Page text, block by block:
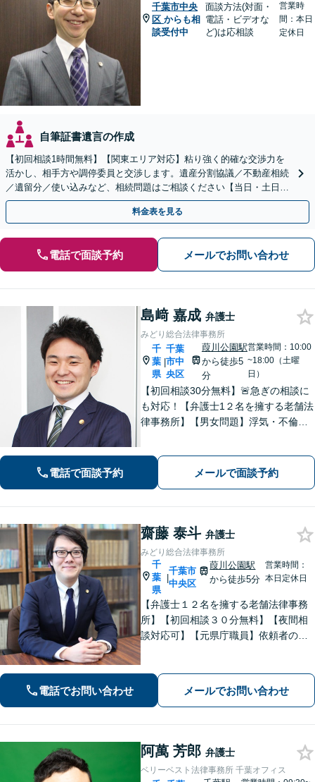
千葉市中央
区 からも相
談受付中
面談方法(対面・
電話・ビデオな
ど)は応相談
営業時
間：本日
定休日
自筆証書遺言の作成
【初回相談1時間無料】【関東エリア対応】粘り強く的確な交渉力を
活かし、相手方や調停委員と交渉します。遺産分割協議／不動産相続
／遺留分／使い込みなど、相続問題はご相談ください【当日・土日対
応可】トラブル前の段階でも相談可。メール24時間受付
料金表を見る
電話で面談予約 メールでお問い合わせ
島﨑 嘉成 弁護士
みどり総合法律事務所
千
葉
県
|
千葉
市中
央区
葭川公園駅
から徒歩5
分
営業時間：10:00
~18:00（土曜
日）
【初回相談30分無料】🚨急ぎの相談に
も対応！【弁護士1２名を擁する老舗法
律事務所】【男女問題】浮気・不倫の
【債権回収】売掛金の回収はお任せ
【葭川公園駅5分／千葉中央駅10分】
電話で面談予約 メールで面談予約
齋藤 泰斗 弁護士
みどり総合法律事務所
千
葉
県
|
千葉市
中央区
葭川公園駅
から徒歩5分
営業時間：
本日定休日
【弁護士１２名を擁する老舗法律事務
所】【初回相談３０分無料】【夜間相
談対応可】【元県庁職員】依頼者の方
法律事務所です。
電話でお問い合わせ メールでお問い合わせ
阿萬 芳郎 弁護士
ベリーベスト法律事務所 千葉オフィス